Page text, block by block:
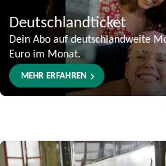
Deutschlandticket
Dein Abo auf deutschlandweite
Euro im Monat.
MEHR ERFAHREN